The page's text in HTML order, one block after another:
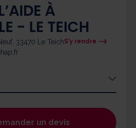
À
- LE TEICH
33470 Le TeichS'y rendre
09h - 12h / 14h-17h
09h - 12h / 14h-17h
un devis